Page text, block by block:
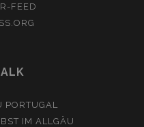
FEED
PORTUGAL
IM ALLGÄU